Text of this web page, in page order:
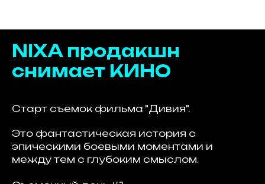
NIXA продакшн
снимает КИНО
Старт съемок фильма "Дивия".
Это фантастическая история с
эпическими боевыми моментами и
между тем с глубоким смыслом.